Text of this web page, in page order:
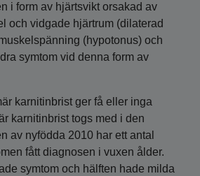
i form av hjärtsvikt orsakad av
och vidgade hjärtrum (dilaterad
(hypotonus) och
symtom vid denna form av
karnitinbrist ger få eller inga
karnitinbrist togs med i den
av nyfödda 2010 har ett antal
fått diagnosen i vuxen ålder.
symtom och hälften hade milda